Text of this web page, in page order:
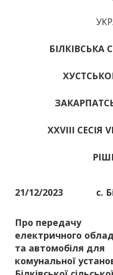
БІЛКІВСЬКА
ХХVІІІ
21/12/2023 с.
Про передачу
електричного
та автомобіля для
комунальної